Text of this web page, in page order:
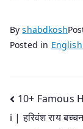
Byshabdkosh
Posted in
Post
10+ Famous
i | हरिवंश राय